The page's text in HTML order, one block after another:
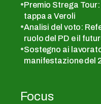
Premio Strega
tappa a Veroli
Analisi del voto:
ruolo del PD e il
Sostegno ai
manifestazione del
Focus